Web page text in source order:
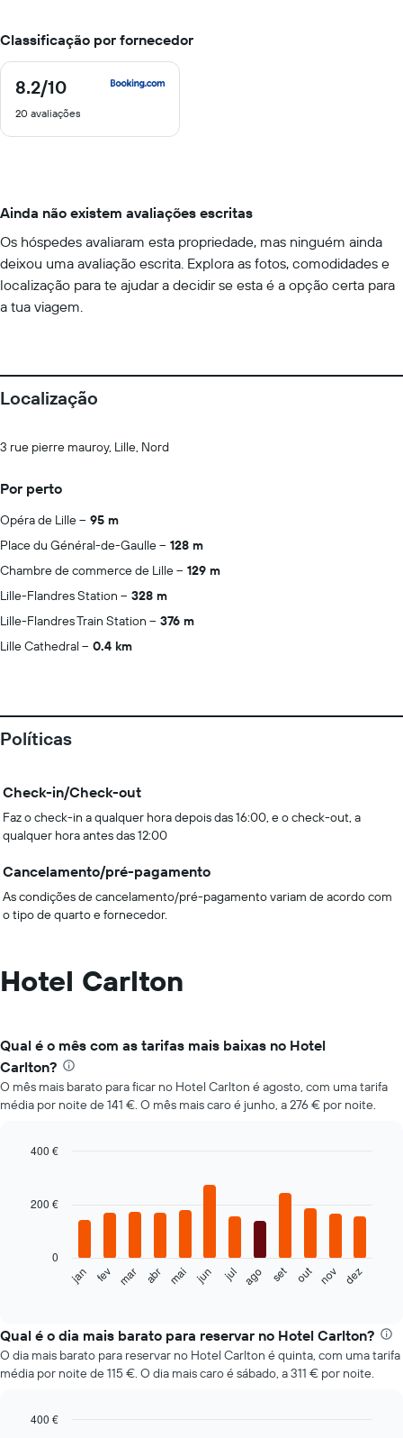
Classificação por fornecedor
8.2/10
8.2
10
20 avaliações
Ainda não existem avaliações escritas
Os hóspedes avaliaram esta propriedade, mas ninguém ainda
deixou uma avaliação escrita. Explora as fotos, comodidades e
localização para te ajudar a decidir se esta é a opção certa para
a tua viagem.
Localização
3 rue pierre mauroy, Lille, Nord
Por perto
Opéra de Lille
95 m
Place du Général-de-Gaulle
128 m
Chambre de commerce de Lille
129 m
Lille-Flandres Station
328 m
Lille-Flandres Train Station
376 m
Lille Cathedral
0.4 km
Políticas
Check-in/Check-out
Faz o check-in a qualquer hora depois das 16:00, e o check-out, a
qualquer hora antes das 12:00
Cancelamento/pré-pagamento
As condições de cancelamento/pré-pagamento variam de acordo com
o tipo de quarto e fornecedor.
Hotel Carlton
Qual é o mês com as tarifas mais baixas no Hotel
Carlton?
O mês mais barato para ficar no Hotel Carlton é agosto, com uma tarifa
média por noite de 141 €. O mês mais caro é junho, a 276 € por noite.
with
12
o
preço
médio
de
quarto
jan fev mar abr mai jun jul ago set out nov dez
0
200 €
400 €
Qual é o dia mais barato para reservar no Hotel Carlton?
O dia mais barato para reservar no Hotel Carlton é quinta, com uma tarifa
média por noite de 115 €. O dia mais caro é sábado, a 311 € por noite.
400 €